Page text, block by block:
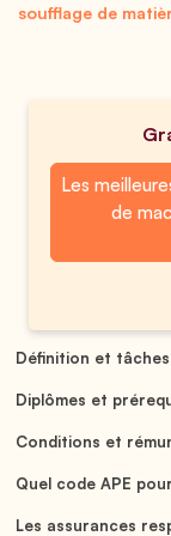
soufflage de
Les
de
Définition et tâches
Diplômes et
Conditions et
Quel code APE
Les assurances